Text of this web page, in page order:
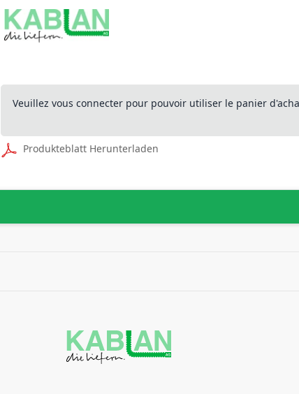
Veuillez vous connecter pour pouvoir utiliser le panier
Produkteblatt Herunterladen